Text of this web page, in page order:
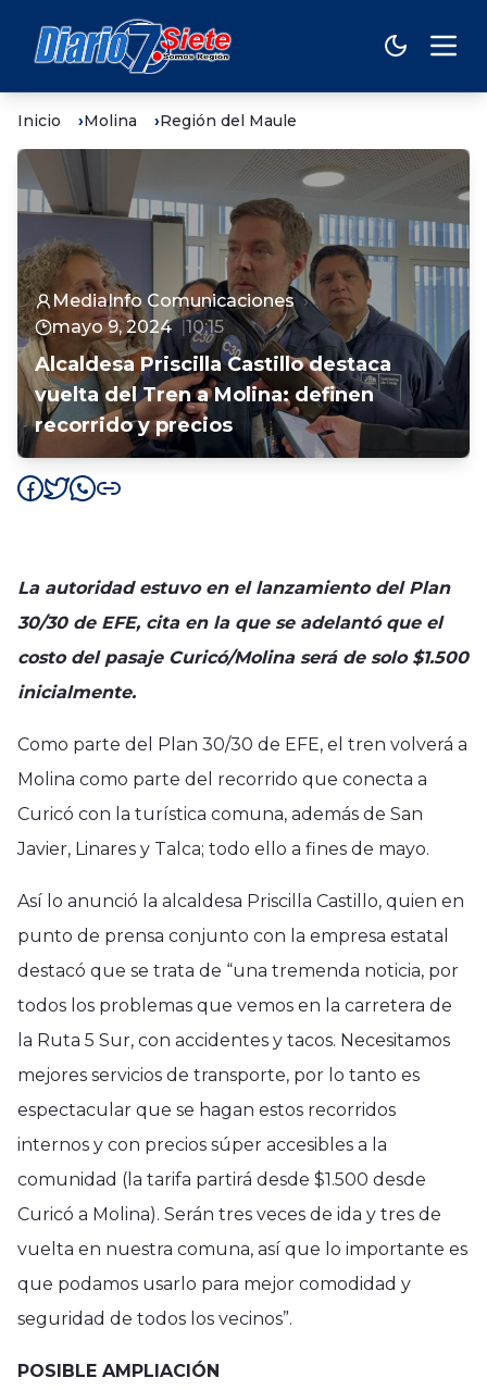
Inicio Molina Región del Maule
MediaInfo Comunicaciones
mayo 9, 2024
10:15
Alcaldesa Priscilla Castillo destaca
vuelta del Tren a Molina: definen
recorrido y precios
La autoridad estuvo en el lanzamiento del Plan
30/30 de EFE, cita en la que se adelantó que el
costo del pasaje Curicó/Molina será de solo $1.500
inicialmente.
Como parte del Plan 30/30 de EFE, el tren volverá a
Molina como parte del recorrido que conecta a
Curicó con la turística comuna, además de San
Javier, Linares y Talca; todo ello a fines de mayo.
Así lo anunció la alcaldesa Priscilla Castillo, quien en
punto de prensa conjunto con la empresa estatal
destacó que se trata de “una tremenda noticia, por
todos los problemas que vemos en la carretera de
la Ruta 5 Sur, con accidentes y tacos. Necesitamos
mejores servicios de transporte, por lo tanto es
espectacular que se hagan estos recorridos
internos y con precios súper accesibles a la
comunidad (la tarifa partirá desde $1.500 desde
Curicó a Molina). Serán tres veces de ida y tres de
vuelta en nuestra comuna, así que lo importante es
que podamos usarlo para mejor comodidad y
seguridad de todos los vecinos”.
POSIBLE AMPLIACIÓN